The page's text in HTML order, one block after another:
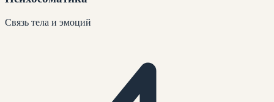
Связь тела и эмоций